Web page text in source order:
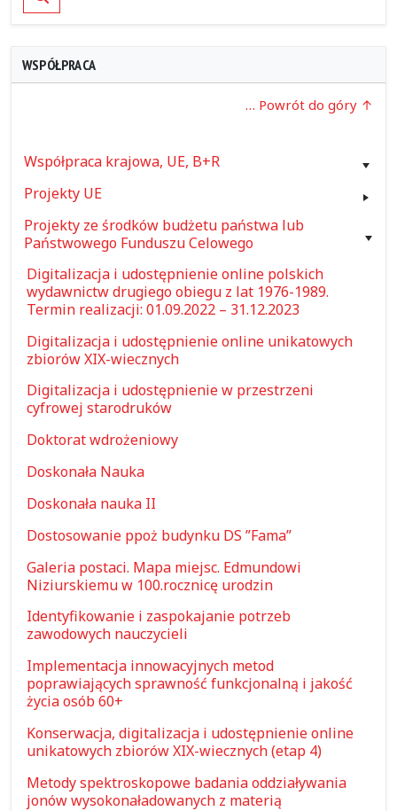
WSPÓŁPRACA
… Powrót do góry
Współpraca krajowa, UE, B+R
Projekty UE
Projekty ze środków budżetu państwa lub
Państwowego Funduszu Celowego
Digitalizacja i udostępnienie online polskich
wydawnictw drugiego obiegu z lat 1976-1989.
Termin realizacji: 01.09.2022 – 31.12.2023
Digitalizacja i udostępnienie online unikatowych
zbiorów XIX-wiecznych
Digitalizacja i udostępnienie w przestrzeni
cyfrowej starodruków
Doktorat wdrożeniowy
Doskonała Nauka
Doskonała nauka II
Dostosowanie ppoż budynku DS ”Fama”
Galeria postaci. Mapa miejsc. Edmundowi
Niziurskiemu w 100.rocznicę urodzin
Identyfikowanie i zaspokajanie potrzeb
zawodowych nauczycieli
Implementacja innowacyjnych metod
poprawiających sprawność funkcjonalną i jakość
życia osób 60+
Konserwacja, digitalizacja i udostępnienie online
unikatowych zbiorów XIX-wiecznych (etap 4)
Metody spektroskopowe badania oddziaływania
jonów wysokonaładowanych z materią